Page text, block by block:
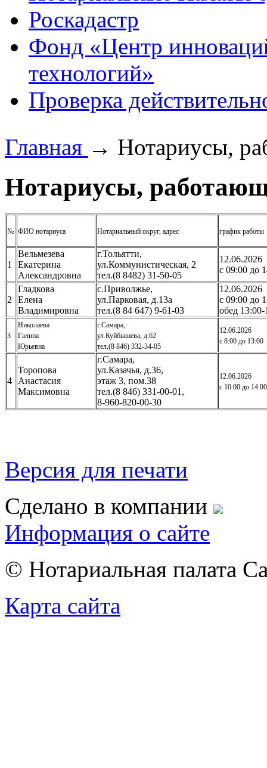
Роскадастр
Фонд «Центр
технологий»
Проверка
Главная → Нотариусы,
Нотариусы,
№ ФИО нотариуса Нотариальный округ, адрес график работы
1
Вельмезева
Екатерина
Александровна
г.Тольятти,
ул.Коммунистическая, 2
тел.(8 8482) 31-50-05
12.06.2026
с 09:00 до
2
Гладкова
Елена
Владимировна
с.Приволжье,
ул.Парковая, д.13а
тел.(8 84 647) 9-61-03
12.06.2026
с 09:00 до
обед 13:00-
3
Николаева
Галина
Юрьевна
г.Самара,
ул.Куйбышева, д.62
тел.(8 846) 332-34-05
12.06.2026
с 8:00 до 13:00
4
Торопова
Анастасия
Максимовна
г.Самара,
ул.Казачья, д.36,
этаж 3, пом.38
тел.(8 846) 331-00-01,
8-960-820-00-30
12.06.2026
с 10:00 до 14:00
Версия для печати
Сделано в компании
Информация о сайте
© Нотариальная палата
Карта сайта